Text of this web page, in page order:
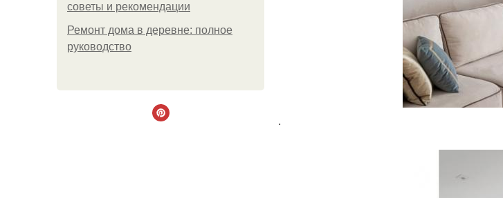
советы и рекомендации
Ремонт дома в деревне: полное
руководство
.